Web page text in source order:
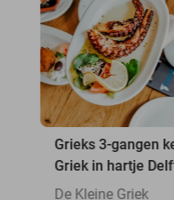
Grieks 3-gangen
Griek in hartje
De Kleine Griek